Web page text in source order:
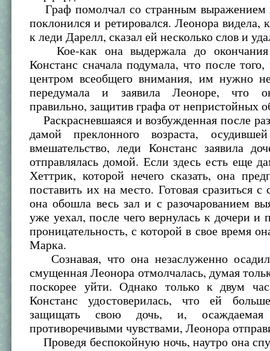
Граф помолчал со странным выражением
поклонился и ретировался. Леонора видела,
к леди Дарелл, сказал ей несколько слов и
Кое-как она выдержала до окончания
Констанс сначала подумала, что после того,
центром всеобщего внимания, им нужно
передумала и заявила Леоноре, что
правильно, защитив графа от непристойных
Раскрасневшаяся и возбужденная после
дамой преклонного возраста,
вмешательство, леди Констанс заявила
отправлялась домой. Если здесь есть еще
Хеттрик, которой нечего сказать, она
поставить их на место. Готовая сразиться
она обошла весь зал и с разочарованием
уже уехал, после чего вернулась к дочери и
проницательность, с которой в свое время
Марка.
Сознавая, что она незаслуженно
смущенная Леонора отмолчалась, думая
поскорее уйти. Однако только к двум
Констанс удостоверилась, что ей
защищать свою дочь, и,
противоречивыми чувствами, Леонора
Проведя беспокойную ночь, наутро она